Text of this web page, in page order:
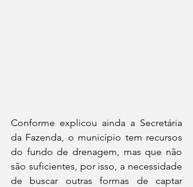
Conforme explicou ainda a Secretária
da Fazenda, o município tem recursos
do fundo de drenagem, mas que não
são suficientes, por isso, a necessidade
de buscar outras formas de captar